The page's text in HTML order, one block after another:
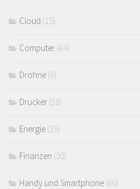
Cloud (15)
Computer (84)
Drohne (6)
Drucker (18)
Energie (35)
Finanzen (50)
Handy und Smartphone (80)